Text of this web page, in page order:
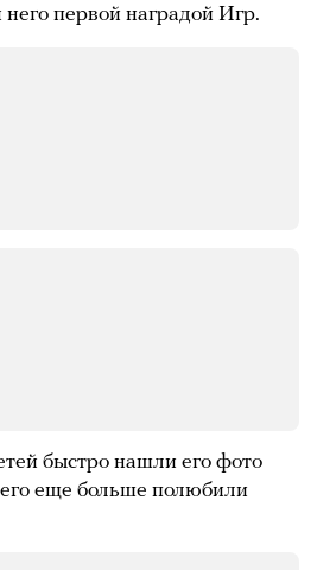
первой наградой Игр.
быстро нашли его фото
еще больше полюбили